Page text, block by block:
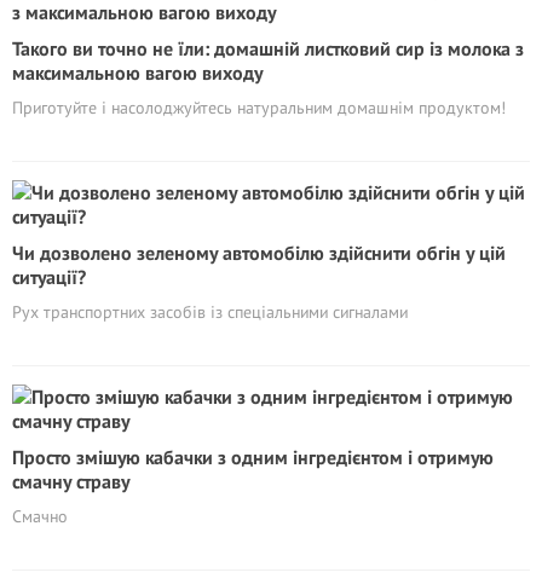
Такого ви точно не їли: домашній листковий сир із молока з
максимальною вагою виходу
Приготуйте і насолоджуйтесь натуральним домашнім продуктом!
Чи дозволено зеленому автомобілю здійснити обгін у цій
ситуації?
Рух транспортних засобів із спеціальними сигналами
Просто змішую кабачки з одним інгредієнтом і отримую
смачну страву
Смачно